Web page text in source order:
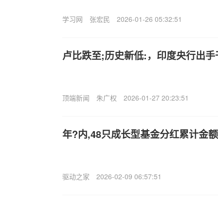
学习网 张宏民 2026-01-26 05:32:51
卢比跌至;历史新低:，印度央行出
顶端新闻 朱广权 2026-01-27 20:23:51
年?内,48只成长型基金分红累计金
驱动之家 2026-02-09 06:57:51